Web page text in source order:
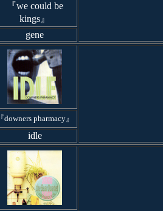
『we could be
kings』
gene
『downers pharmacy』
idle